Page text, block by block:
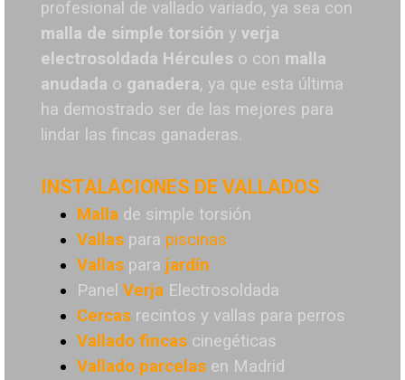
profesional de vallado variado, ya sea con
malla de simple torsión y verja
electrosoldada Hércules o con malla
anudada o ganadera, ya que esta última
ha demostrado ser de las mejores para
lindar las fincas ganaderas.
INSTALACIONES DE VALLADOS
Malla de simple torsión
Vallas para piscinas
Vallas para jardín
Panel Verja Electrosoldada
Cercas recintos y vallas para perros
Vallado fincas cinegéticas
Vallado parcelas en Madrid